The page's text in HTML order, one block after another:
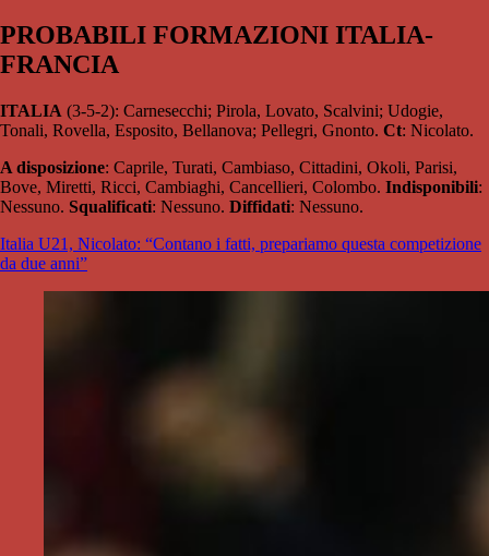
PROBABILI FORMAZIONI ITALIA-
FRANCIA
ITALIA (3-5-2): Carnesecchi; Pirola, Lovato, Scalvini; Udogie,
Tonali, Rovella, Esposito, Bellanova; Pellegri, Gnonto. Ct: Nicolato.
A disposizione: Caprile, Turati, Cambiaso, Cittadini, Okoli, Parisi,
Bove, Miretti, Ricci, Cambiaghi, Cancellieri, Colombo. Indisponibili:
Nessuno. Squalificati: Nessuno. Diffidati: Nessuno.
Italia U21, Nicolato: “Contano i fatti, prepariamo questa competizione
da due anni”